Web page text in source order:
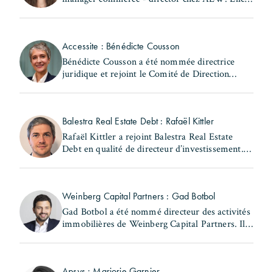
Accessite : Bénédicte Cousson
Bénédicte Cousson a été nommée directrice
juridique et rejoint le Comité de Direction
Balestra Real Estate Debt : Rafaël Kittler
Rafaël Kittler a rejoint Balestra Real Estate
Debt en qualité de directeur d’investissement. Il
Weinberg Capital Partners : Gad Botbol
Gad Botbol a été nommé directeur des activités
immobilières de Weinberg Capital Partners. Il